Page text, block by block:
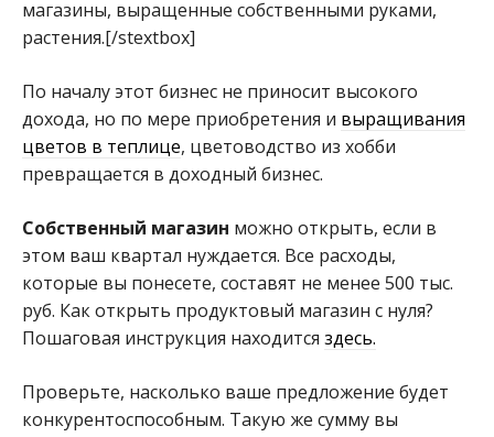
магазины, выращенные собственными руками,
растения.[/stextbox]
По началу этот бизнес не приносит высокого
дохода, но по мере приобретения и выращивания
цветов в теплице, цветоводство из хобби
превращается в доходный бизнес.
Собственный магазин можно открыть, если в
этом ваш квартал нуждается. Все расходы,
которые вы понесете, составят не менее 500 тыс.
руб. Как открыть продуктовый магазин с нуля?
Пошаговая инструкция находится здесь.
Проверьте, насколько ваше предложение будет
конкурентоспособным. Такую же сумму вы